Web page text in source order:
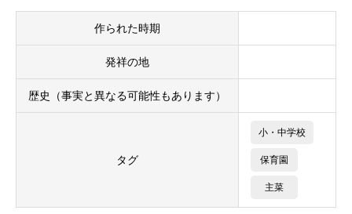
作られた時期
発祥の地
歴史（事実と異なる可能性もあります）
タグ
小・中学校
保育園
主菜